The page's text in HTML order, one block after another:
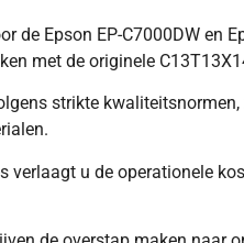
Epson EP-C7000DW en
met de originele
strikte kwaliteitsnormen,
verlaagt u de operationele